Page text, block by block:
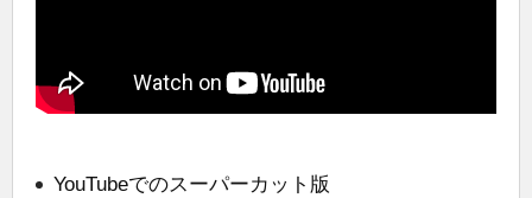
YouTubeでのスーパーカット版